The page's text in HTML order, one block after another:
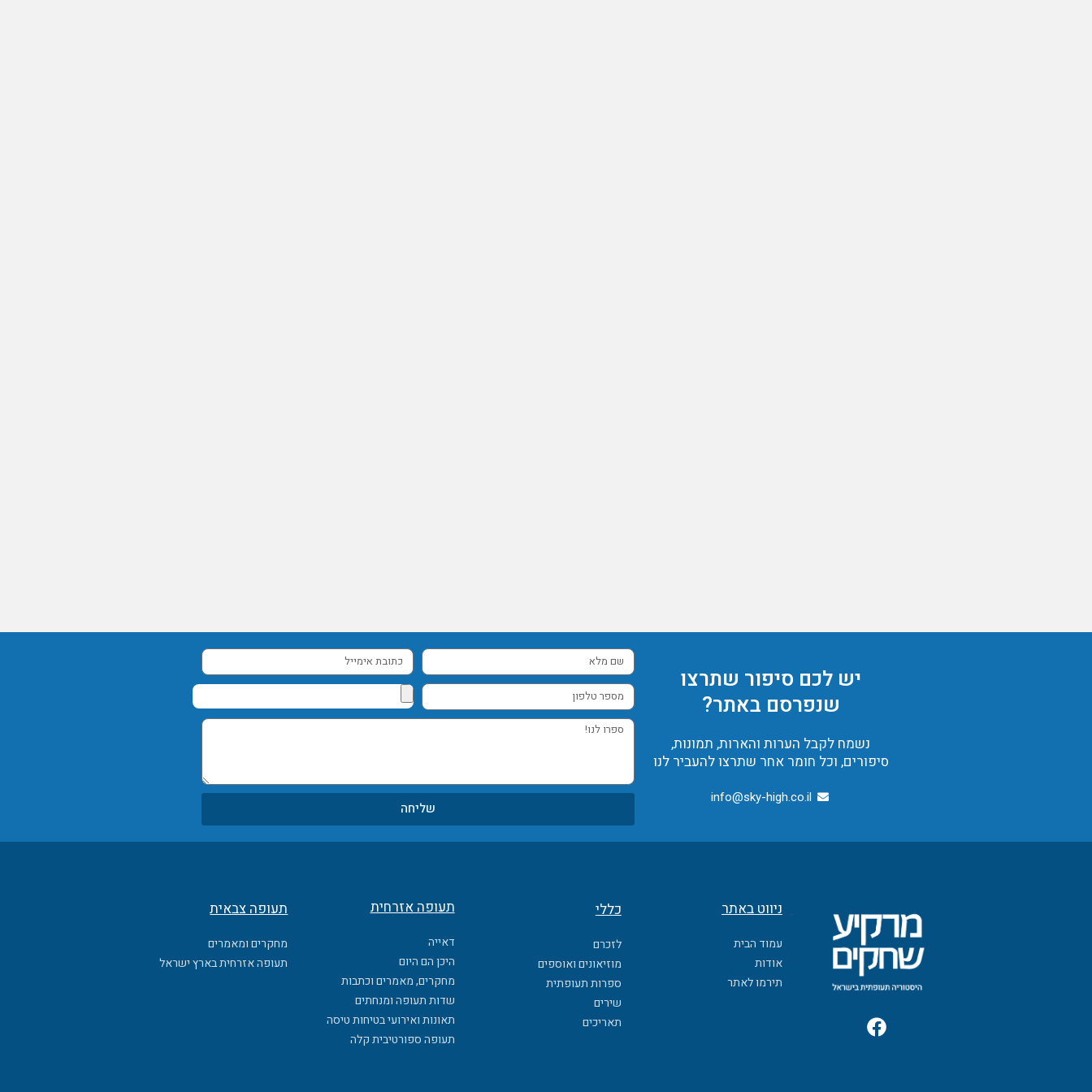
יש לכם סיפור שתרצו
שנפרסם באתר?
נשמח לקבל הערות והארות, תמונות,
סיפורים, וכל חומר אחר שתרצו להעביר לנו
info@sky-high.co.il
שם
מלא
כתובת
אימייל
מספר
טלפון
ספרו
שליחה
F
a
ניווט באתר
עמוד הבית
אודות
תירמו לאתר
כללי
לזכרם
מוזיאונים ואוספים
ספרות תעופתית
שירים
תאריכים
תעופה אזרחית
דאייה
היכן הם היום
מחקרים, מאמרים וכתבות
שדות תעופה ומנחתים
תאונות ואירועי בטיחות טיסה
תעופה ספורטיבית קלה
תעופה צבאית
מחקרים ומאמרים
תעופה אזרחית בארץ ישראל